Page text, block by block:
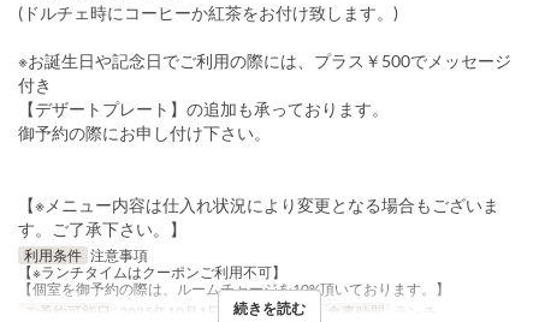
(ドルチェ時にコーヒーか紅茶をお付け致します。)
※お誕生日や記念日でご利用の際には、プラス￥500でメッセージ
付き
【デザートプレート】の追加も承っております。
御予約の際にお申し付け下さい。
【※メニュー内容は仕入れ状況により変更となる場合もございま
す。ご了承下さい。】
利用条件 注意事項
【※ランチタイムはクーポンご利用不可】
【個室を御予約の際は、ルームチャージを10%頂いております。】
ご予約可能日
2025年10月1日 ~ 曜日 土, 日 食事時間 ランチ
続きを読む